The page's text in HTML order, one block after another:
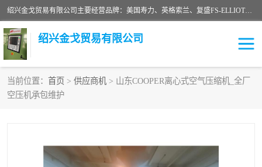
绍兴金戈贸易有限公司主要经营品牌：美国寿力、英格索兰、复盛FS-ELLIOTT，库伯COOPER、阿特拉斯等品牌空压机及配件销售；承接全厂空气压缩机管理、维护保养；节能改造；气体干燥机销售、维护、维修、保养。销售各种品牌空压机空气滤芯、油滤芯、油气分离器；精密过滤器滤芯；除油雾滤芯；抽真空滤芯，消音器，疏水器。劳务承接：全厂空压机维修保养工程，安装工程；移机或汰换工程；节能改造工程等。
绍兴金戈贸易有限公司
当前位置： 首页 > 供应商机 > 山东COOPER离心式空气压缩机_全厂
空压机承包维护
二手空压机
中车鼓风机 闽台富源特种陶瓷